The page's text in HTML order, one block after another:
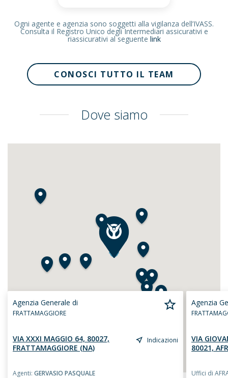
Ogni agente e agenzia sono soggetti alla vigilanza dell’IVASS.
Consulta il Registro Unico degli Intermediari assicurativi e
riassicurativi al seguente link
CONOSCI TUTTO IL TEAM
Dove siamo
Agenzia Generale di
FRATTAMAGGIORE
VIA XXXI MAGGIO 64, 80027,
FRATTAMAGGIORE (NA)
Indicazioni
Agenti: GERVASIO PASQUALE
Agenzia
VIA
80021,
Uffici di